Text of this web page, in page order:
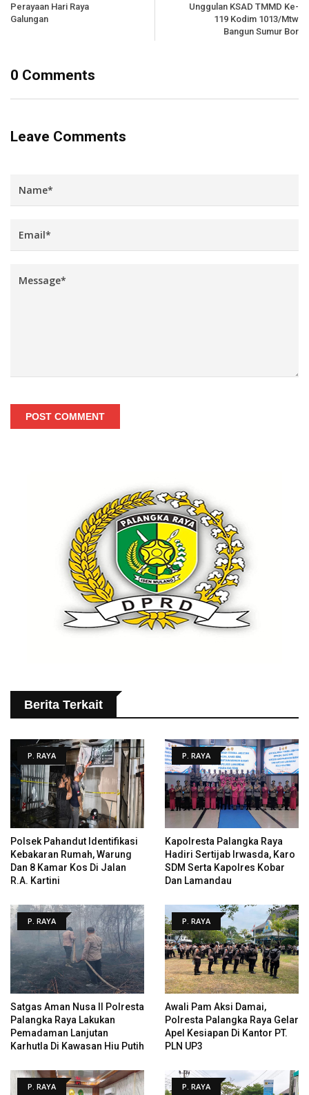
Perayaan Hari Raya
Galungan
Unggulan KSAD TMMD Ke-
119 Kodim 1013/Mtw
Bangun Sumur Bor
0 Comments
Leave Comments
POST COMMENT
Berita Terkait
P. RAYA
Polsek Pahandut Identifikasi
Kebakaran Rumah, Warung
Dan 8 Kamar Kos Di Jalan
R.A. Kartini
P. RAYA
Kapolresta Palangka Raya
Hadiri Sertijab Irwasda, Karo
SDM Serta Kapolres Kobar
Dan Lamandau
P. RAYA
Satgas Aman Nusa II Polresta
Palangka Raya Lakukan
Pemadaman Lanjutan
Karhutla Di Kawasan Hiu Putih
P. RAYA
Awali Pam Aksi Damai,
Polresta Palangka Raya Gelar
Apel Kesiapan Di Kantor PT.
PLN UP3
P. RAYA P. RAYA